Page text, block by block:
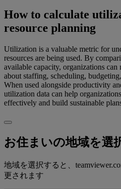
How to calculate
resource planning
Utilization is a valuable metric for
resources are being used. By
available capacity, organizations
about staffing, scheduling,
When used alongside productivity
utilization data can help
effectively and build sustainable
お住まいの地域を選
地域を選択すると、
更されます